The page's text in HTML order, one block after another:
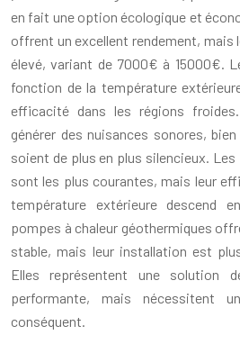
en fait une option écologique et
offrent un excellent rendement, mais
élevé, variant de 7000€ à 15000€.
fonction de la température
efficacité dans les régions
générer des nuisances sonores,
soient de plus en plus silencieux.
sont les plus courantes, mais leur
température extérieure descend
pompes à chaleur géothermiques
stable, mais leur installation est
Elles représentent une solution
performante, mais nécessitent
conséquent.